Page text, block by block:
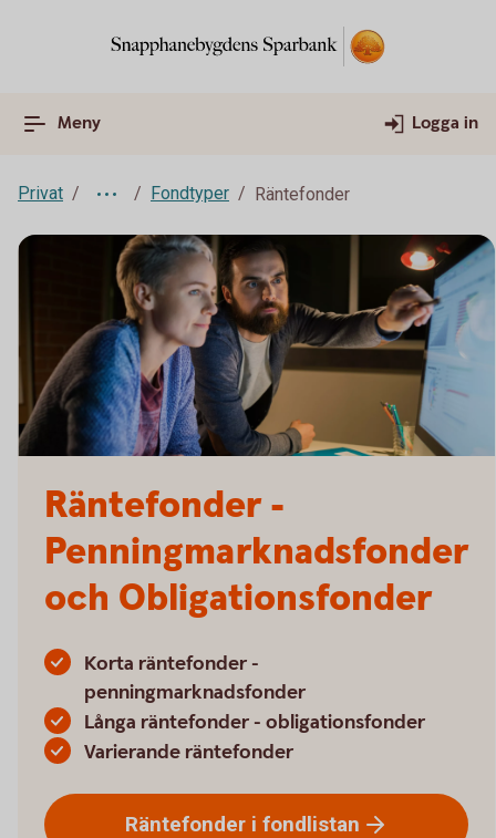
Meny Logga in
Privat Fondtyper Räntefonder
Räntefonder -
Penningmarknadsfonder
och Obligationsfonder
Korta räntefonder -
penningmarknadsfonder
Långa räntefonder - obligationsfonder
Varierande räntefonder
Räntefonder i fondlistan